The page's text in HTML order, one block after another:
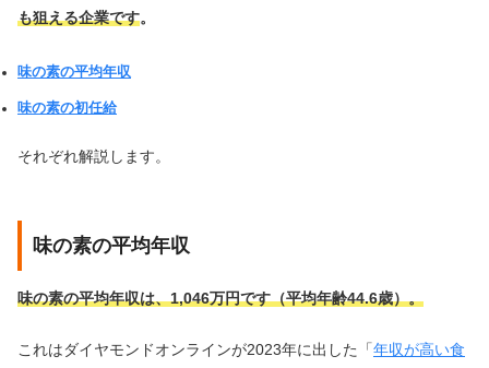
も狙える企業です。
味の素の平均年収
味の素の初任給
それぞれ解説します。
味の素の平均年収
味の素の平均年収は、1,046万円です（平均年齢44.6歳）。
これはダイヤモンドオンラインが2023年に出した「年収が高い食